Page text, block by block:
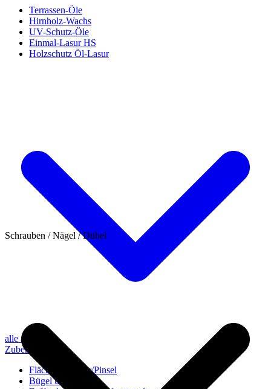
Terrassen-Öle
Hirnholz-Wachs
UV-Schutz-Öle
Einmal-Lasur HS
Holzschutz Öl-Lasur
alle anzeigen
Zubehör
Flächenstreicher/Pinsel
Bügel und Rollen
Schrauben / Nägel / Dübel